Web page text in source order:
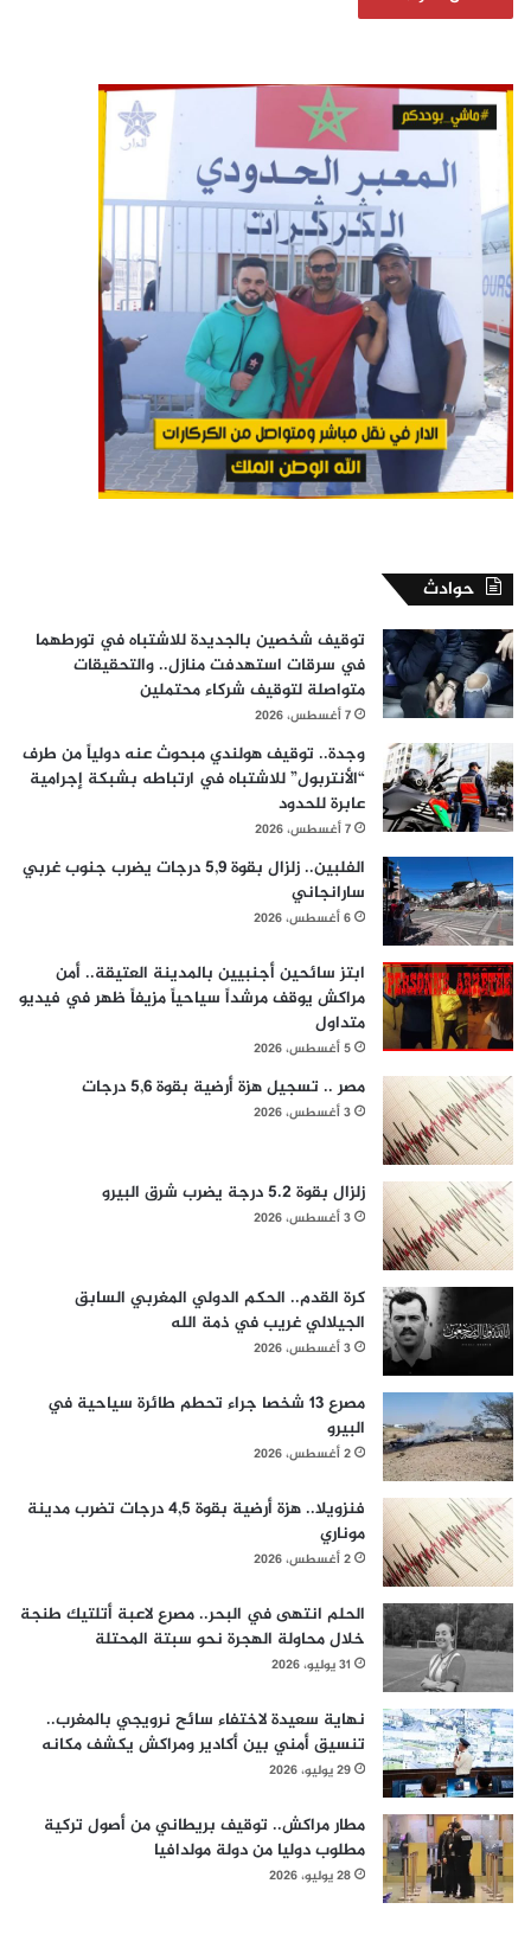
حوادث
توقيف شخصين بالجديدة للاشتباه في تورطهما
في سرقات استهدفت منازل.. والتحقيقات
متواصلة لتوقيف شركاء محتملين
7 أغسطس، 2026
وجدة.. توقيف هولندي مبحوث عنه دولياً من طرف
“الأنتربول” للاشتباه في ارتباطه بشبكة إجرامية
عابرة للحدود
7 أغسطس، 2026
الفلبين.. زلزال بقوة 5,9 درجات يضرب جنوب غربي
سارانجاني
6 أغسطس، 2026
ابتز سائحين أجنبيين بالمدينة العتيقة.. أمن
مراكش يوقف مرشداً سياحياً مزيفاً ظهر في فيديو
متداول
5 أغسطس، 2026
مصر .. تسجيل هزة أرضية بقوة 5,6 درجات
3 أغسطس، 2026
زلزال بقوة 5.2 درجة يضرب شرق البيرو
3 أغسطس، 2026
كرة القدم.. الحكم الدولي المغربي السابق
الجيلالي غريب في ذمة الله
3 أغسطس، 2026
مصرع 13 شخصا جراء تحطم طائرة سياحية في
البيرو
2 أغسطس، 2026
فنزويلا.. هزة أرضية بقوة 4,5 درجات تضرب مدينة
موناري
2 أغسطس، 2026
الحلم انتهى في البحر.. مصرع لاعبة أتلتيك طنجة
خلال محاولة الهجرة نحو سبتة المحتلة
31 يوليو، 2026
نهاية سعيدة لاختفاء سائح نرويجي بالمغرب..
تنسيق أمني بين أكادير ومراكش يكشف مكانه
29 يوليو، 2026
مطار مراكش.. توقيف بريطاني من أصول تركية
مطلوب دوليا من دولة مولدافيا
28 يوليو، 2026